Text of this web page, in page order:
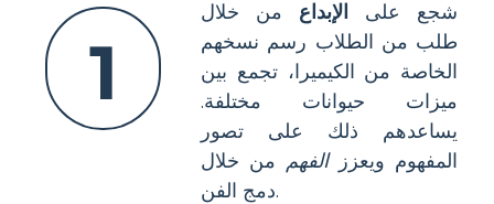
1
شجع على الإبداع من خلال
طلب من الطلاب رسم نسخهم
الخاصة من الكيميرا، تجمع بين
ميزات حيوانات مختلفة.
يساعدهم ذلك على تصور
المفهوم ويعززالفهم من خلال
دمج الفن.